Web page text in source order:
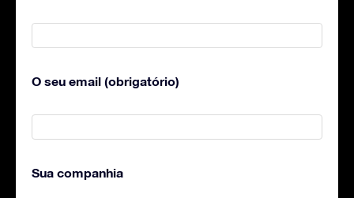
O seu email (obrigatório)
Sua companhia